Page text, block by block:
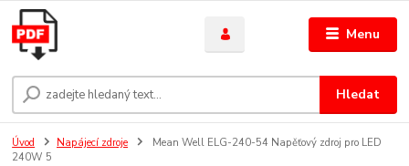
Menu
Hledat
Úvod Napájecí zdroje
Mean Well ELG-240-54 Napěťový zdroj pro LED
240W 5